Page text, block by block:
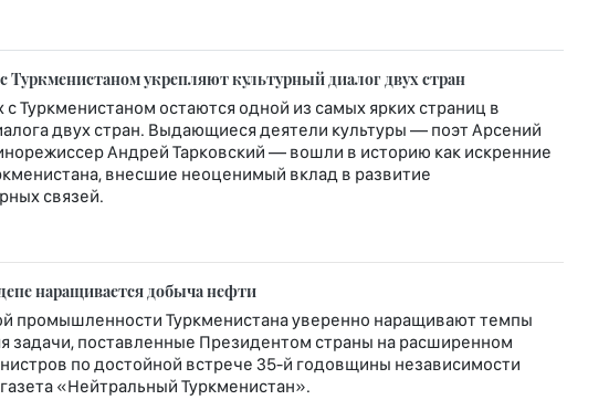
Туркменистаном укрепляют культурный диалог двух стран
с Туркменистаном остаются одной из самых ярких страниц в
двух стран. Выдающиеся деятели культуры — поэт Арсений
Андрей Тарковский — вошли в историю как искренние
внесшие неоценимый вклад в развитие
связей.
наращивается добыча нефти
промышленности Туркменистана уверенно наращивают темпы
задачи, поставленные Президентом страны на расширенном
по достойной встрече 35-й годовщины независимости
«Нейтральный Туркменистан».